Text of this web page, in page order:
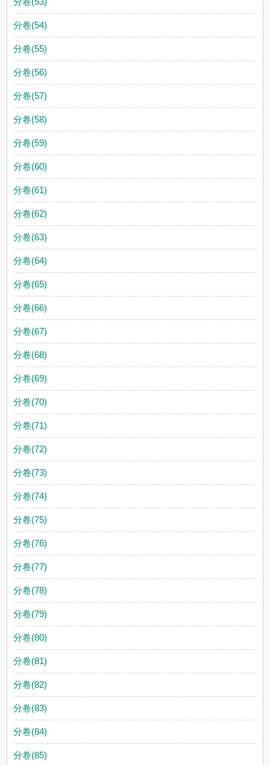
分卷(54)
分卷(55)
分卷(56)
分卷(57)
分卷(58)
分卷(59)
分卷(60)
分卷(61)
分卷(62)
分卷(63)
分卷(64)
分卷(65)
分卷(66)
分卷(67)
分卷(68)
分卷(69)
分卷(70)
分卷(71)
分卷(72)
分卷(73)
分卷(74)
分卷(75)
分卷(76)
分卷(77)
分卷(78)
分卷(79)
分卷(80)
分卷(81)
分卷(82)
分卷(83)
分卷(84)
分卷(85)